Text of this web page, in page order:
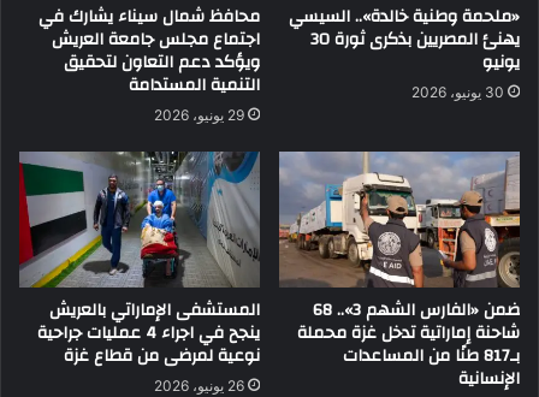
«ملحمة وطنية خالدة».. السيسي
يهنئ المصريين بذكرى ثورة 30
يونيو
30 يونيو، 2026
محافظ شمال سيناء يشارك في
اجتماع مجلس جامعة العريش
ويؤكد دعم التعاون لتحقيق
التنمية المستدامة
29 يونيو، 2026
ضمن «الفارس الشهم 3».. 68
شاحنة إماراتية تدخل غزة محملة
بـ817 طنًا من المساعدات
الإنسانية
المستشفى الإماراتي بالعريش
ينجح في اجراء 4 عمليات جراحية
نوعية لمرضى من قطاع غزة
26 يونيو، 2026